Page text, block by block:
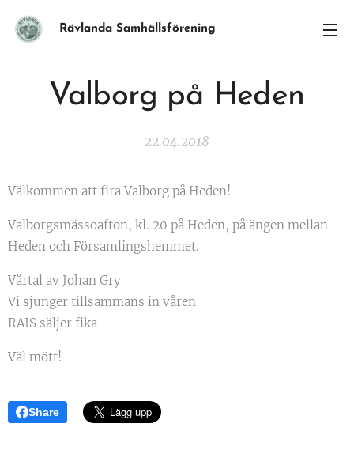
Rävlanda Samhällsförening
Valborg på Heden
22.04.2018
Välkommen att fira Valborg på Heden!
Valborgsmässoafton, kl. 20 på Heden, på ängen mellan
Heden och Församlingshemmet.
Vårtal av Johan Gry
Vi sjunger tillsammans in våren
RAIS säljer fika
Väl mött!
Share